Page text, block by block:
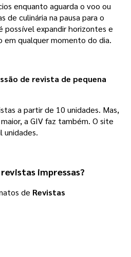
enquanto aguarda o voo ou
de culinária na pausa para o
possível expandir horizontes e
qualquer momento do dia.
de revista de pequena
a partir de 10 unidades. Mas,
a GIV faz também. O site
impressas?
de Revistas